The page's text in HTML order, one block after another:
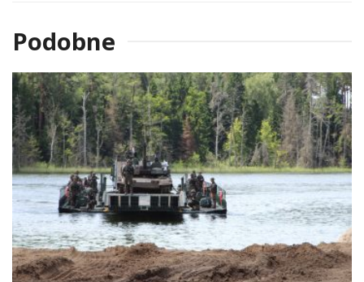
Podobne